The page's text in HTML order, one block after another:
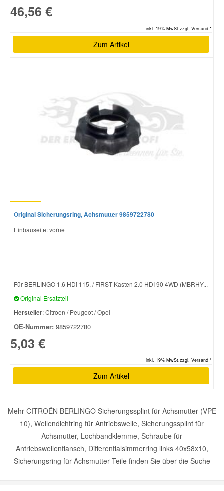
46,56 €
inkl. 19% MwSt.zzgl. Versand *
Zum Artikel
Original Sicherungsring, Achsmutter 9859722780
Einbauseite: vorne
Für BERLINGO 1.6 HDi 115, / FIRST Kasten 2.0 HDI 90 4WD (MBRHY...
Original Ersatzteil
Hersteller: Citroen / Peugeot / Opel
OE-Nummer: 9859722780
5,03 €
inkl. 19% MwSt.zzgl. Versand *
Zum Artikel
Mehr CITROËN BERLINGO Sicherungssplint für Achsmutter (VPE
10), Wellendichtring für Antriebswelle, Sicherungssplint für
Achsmutter, Lochbandklemme, Schraube für
Antriebswellenflansch, Differentialsimmerring links 40x58x10,
Sicherungsring für Achsmutter Teile finden Sie über die Suche